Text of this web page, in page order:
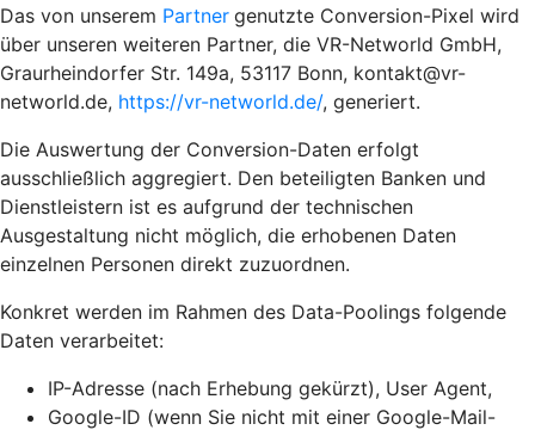
Das von unserem Partner genutzte Conversion-Pixel wird
über unseren weiteren Partner, die VR-Networld GmbH,
Graurheindorfer Str. 149a, 53117 Bonn, kontakt@vr-
networld.de, https://vr-networld.de/, generiert.
Die Auswertung der Conversion-Daten erfolgt
ausschließlich aggregiert. Den beteiligten Banken und
Dienstleistern ist es aufgrund der technischen
Ausgestaltung nicht möglich, die erhobenen Daten
einzelnen Personen direkt zuzuordnen.
Konkret werden im Rahmen des Data-Poolings folgende
Daten verarbeitet:
IP-Adresse (nach Erhebung gekürzt), User Agent,
Google-ID (wenn Sie nicht mit einer Google-Mail-